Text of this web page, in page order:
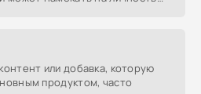
или добавка, которую
продуктом, часто